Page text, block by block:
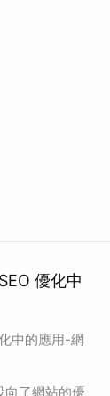
優化中
中的應用-網
向了網站的優